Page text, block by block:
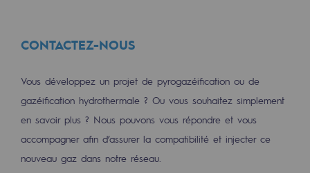
CONTACTEZ-NOUS
Vous développez un projet de pyrogazéification ou de
gazéification hydrothermale ? Ou vous souhaitez simplement
en savoir plus ? Nous pouvons vous répondre et vous
accompagner afin d’assurer la compatibilité et injecter ce
nouveau gaz dans notre réseau.